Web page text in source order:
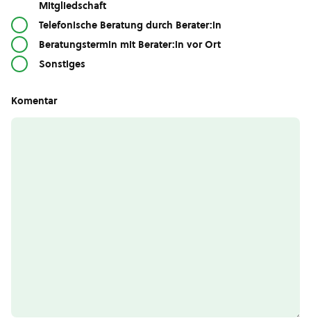
Mitgliedschaft
Telefonische Beratung durch Berater:in
Beratungstermin mit Berater:in vor Ort
Sonstiges
Komentar